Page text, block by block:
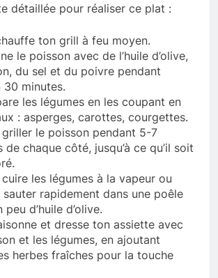
détaillée pour réaliser ce plat :
ton grill à feu moyen.
le poisson avec de l’huile d’olive,
du sel et du poivre pendant
30 minutes.
les légumes en les coupant en
: asperges, carottes, courgettes.
griller le poisson pendant 5-7
de chaque côté, jusqu’à ce qu’il soit
cuire les légumes à la vapeur ou
rapidement dans une poêle
peu d’huile d’olive.
et dresse ton assiette avec
et les légumes, en ajoutant
herbes fraîches pour la touche